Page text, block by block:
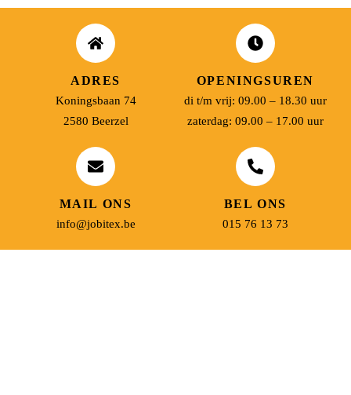
ADRES
Koningsbaan 74
2580 Beerzel
OPENINGSUREN
di t/m vrij: 09.00 – 18.30 uur
zaterdag: 09.00 – 17.00 uur
MAIL ONS
info@jobitex.be
BEL ONS
015 76 13 73